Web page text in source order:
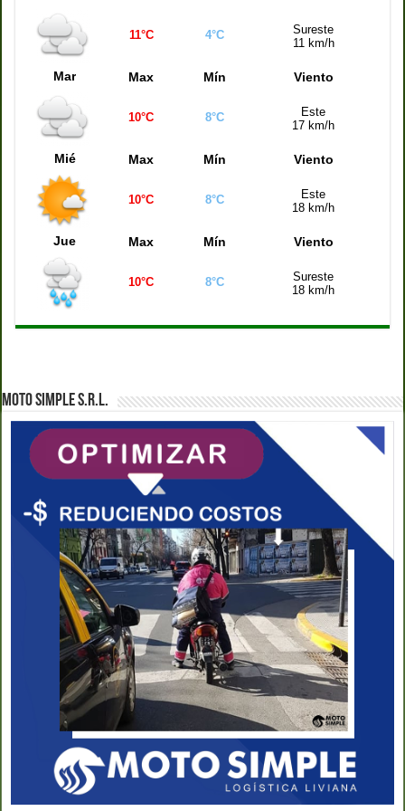
Quiniela Buenos Aires (21:00 hs)
Quiniela Montevideo (21:00 hs)
11°C 4°C
Sureste
11 km/h
Mar Max Mín Viento
10°C 8°C
Este
17 km/h
Mié Max Mín Viento
10°C 8°C
Este
18 km/h
Jue Max Mín Viento
10°C 8°C
Sureste
18 km/h
MOTO SIMPLE S.R.L.